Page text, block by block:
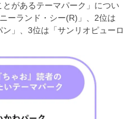
があるテーマパーク」につい
ーランド・シー(R)」、2位は
ン」、3位は「サンリオピューロ